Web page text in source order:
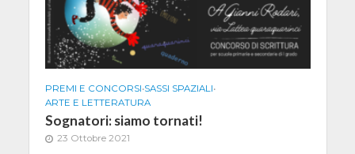
PREMI E CONCORSI•SASSI SPAZIALI•
ARTE E LETTERATURA
Sognatori: siamo tornati!
23 Ottobre 2021